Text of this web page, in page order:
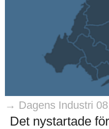
→ Dagens Industri
Det nystartade